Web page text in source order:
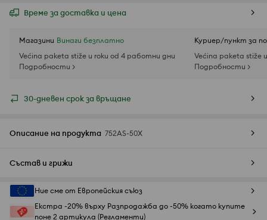
Време за доставка и цена
Магазини Винаги безплатно
Većina paketa stiže u roku od 4 работни дни
Подробности >
Куриер/пункт за
Većina paketa stiže
Подробности >
30-дневен срок за връщане
Описание на продукта 752AS-50X
Състав и грижи
Ние сме от Европейския съюз
Екстра -20% върху Разпродажба до -50% когато купите
поне 2 артикула (Регламенти)